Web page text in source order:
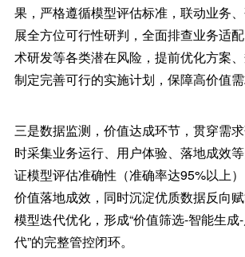
果，严格遵循模型评估标准，联动业务
展全方位可行性研判，全面排查业务适
术研发等各类潜在风险，提前优化方案
制定完善可行的实施计划，保障高价值需
三是数据监测，价值达成环节，贯穿需
时采集业务运行、用户体验、落地成效
证模型评估准确性（准确率达95%以上
价值落地成效，同时沉淀优质数据反向
模型迭代优化，形成“价值筛选-智能生成
代”的完整管控闭环。